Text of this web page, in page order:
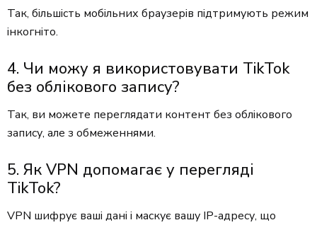
Так, більшість мобільних браузерів підтримують режим
інкогніто.
4. Чи можу я використовувати TikTok
без облікового запису?
Так, ви можете переглядати контент без облікового
запису, але з обмеженнями.
5. Як VPN допомагає у перегляді
TikTok?
VPN шифрує ваші дані і маскує вашу IP-адресу, що